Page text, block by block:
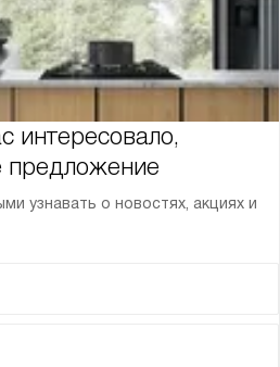
интересовало,
предложение
узнавать о новостях, акциях и